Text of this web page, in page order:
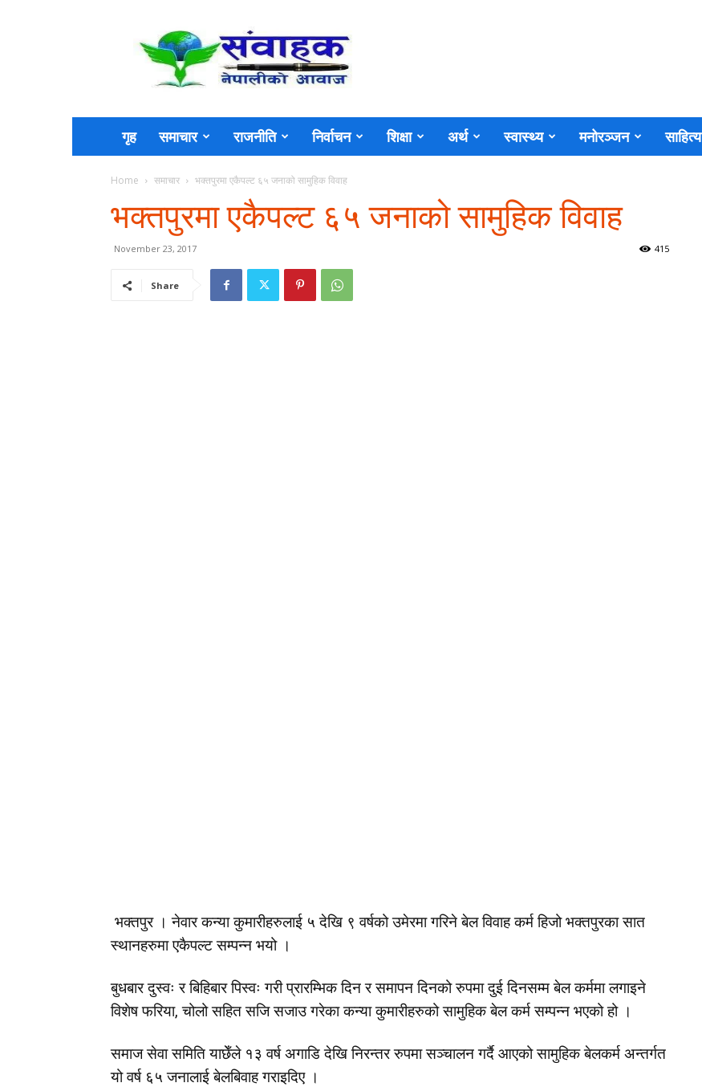
Sambahak
गृह समाचार राजनीति निर्वाचन शिक्षा अर्थ स्वास्थ्य मनोरञ्जन साहित्य
Home समाचार भक्तपुरमा एकैपल्ट ६५ जनाको सामुहिक विवाह
भक्तपुरमा एकैपल्ट ६५ जनाको सामुहिक विवाह
November 23, 2017 415
Share
भक्तपुर । नेवार कन्या कुमारीहरुलाई ५ देखि ९ वर्षको उमेरमा गरिने बेल विवाह कर्म हिजो भक्तपुरका सात
स्थानहरुमा एकैपल्ट सम्पन्न भयो ।
बुधबार दुस्वः र बिहिबार पिस्वः गरी प्रारम्भिक दिन र समापन दिनको रुपमा दुई दिनसम्म बेल कर्ममा लगाइने
विशेष फरिया, चोलो सहित सजि सजाउ गरेका कन्या कुमारीहरुको सामुहिक बेल कर्म सम्पन्न भएको हो ।
समाज सेवा समिति याछेँले १३ वर्ष अगाडि देखि निरन्तर रुपमा सञ्चालन गर्दै आएको सामुहिक बेलकर्म अन्तर्गत
यो वर्ष ६५ जनालाई बेलबिवाह गराइदिए ।